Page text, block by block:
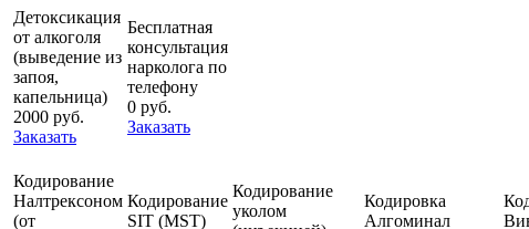
Детоксикация
от алкоголя
(выведение из
запоя,
капельница)
2000 руб.
Заказать
Бесплатная
консультация
нарколога по
телефону
0 руб.
Заказать
Кодирование
Налтрексоном
(от
Кодирование
SIT (MST)
Кодирование
уколом
Кодировка
Алгоминал